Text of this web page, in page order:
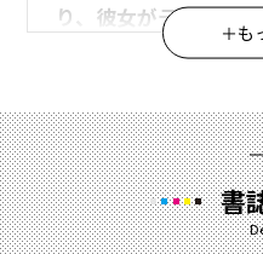
り、彼女がテーマに
人”との旅。神戸、
どきっと してしまう
まで、くるくる変わ
と詰め込んだ１冊に
46の“ファッション
＋も
書